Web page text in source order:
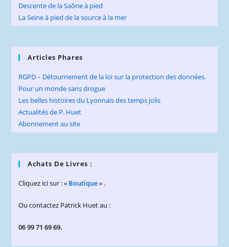
Descente de la Saône à pied
La Seine à pied de la source à la mer
Articles Phares
RGPD – Détournement de la loi sur la protection des données.
Pour un monde sans drogue
Les belles histoires du Lyonnais des temps jolis
Actualités de P. Huet
Abonnement au site
Achats De Livres :
Cliquez ici sur : « Boutique» .
Ou contactez Patrick Huet au :
06 99 71 69 69.